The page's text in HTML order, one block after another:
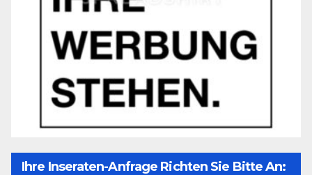
Ihre Inseraten-Anfrage Richten Sie Bitte An: